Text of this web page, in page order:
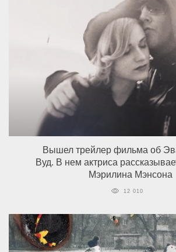
Вышел трейлер фильма об
Вуд. В нем актриса
Мэрилина Мэнсона
12 010